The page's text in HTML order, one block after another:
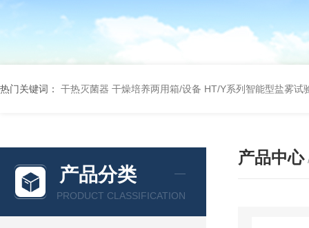
热门关键词： 干热灭菌器 干燥培养两用箱/设备 HT/Y系列智能型盐雾试
产品分类
PRODUCT CLASSIFICATION
产品中心